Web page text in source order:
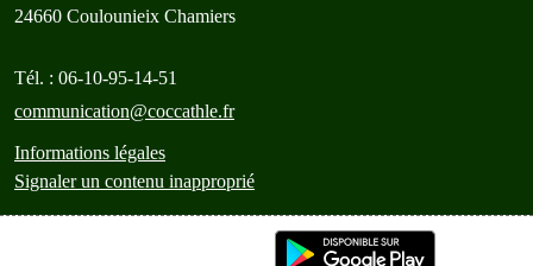
24660 Coulounieix Chamiers
Tél. : 06-10-95-14-51
communication@coccathle.fr
Informations légales
Signaler un contenu inapproprié